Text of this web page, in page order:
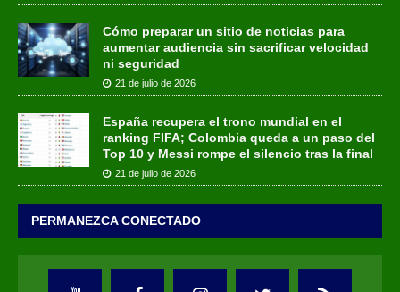
Cómo preparar un sitio de noticias para
aumentar audiencia sin sacrificar velocidad
ni seguridad
21 de julio de 2026
España recupera el trono mundial en el
ranking FIFA; Colombia queda a un paso del
Top 10 y Messi rompe el silencio tras la final
21 de julio de 2026
PERMANEZCA CONECTADO